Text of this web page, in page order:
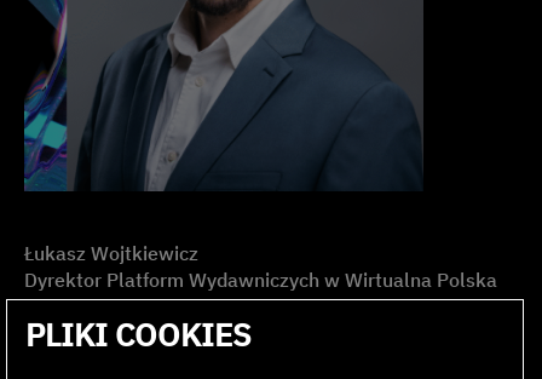
Łukasz Wojtkiewicz
Dyrektor Platform Wydawniczych w Wirtualna Polska
Media
PLIKI COOKIES